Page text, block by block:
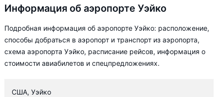
Информация об аэропорте Уэйко
Подробная информация об аэропорте Уэйко: расположение,
способы добраться в аэропорт и транспорт из аэропорта,
схема аэропорта Уэйко, расписание рейсов, информация о
стоимости авиабилетов и спецпредложениях.
США, Уэйко